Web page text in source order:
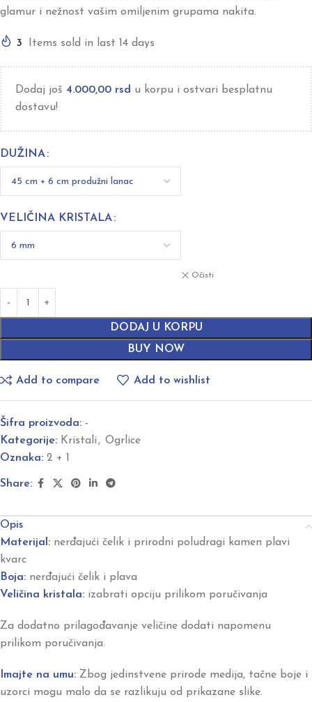
glamur i nežnost vašim omiljenim grupama nakita.
3 Items sold in last 14 days
Dodaj još 4.000,00 rsd u korpu i ostvari besplatnu
dostavu!
DUŽINA
VELIČINA KRISTALA
Očisti
DODAJ U KORPU
BUY NOW
Add to compare Add to wishlist
Šifra proizvoda: -
Kategorije: Kristali , Ogrlice
Oznaka: 2 + 1
Share:
Opis
Materijal: nerđajući čelik i prirodni poludragi kamen plavi
kvarc
Boja: nerđajući čelik i plava
Veličina kristala: izabrati opciju prilikom poručivanja
Za dodatno prilagođavanje veličine dodati napomenu
prilikom poručivanja.
Imajte na umu: Zbog jedinstvene prirode medija, tačne boje i
uzorci mogu malo da se razlikuju od prikazane slike.